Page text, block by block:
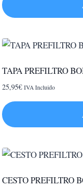
TAPA PREFILTRO
25,95€ IVA Incluido
CESTO PREFILTRO